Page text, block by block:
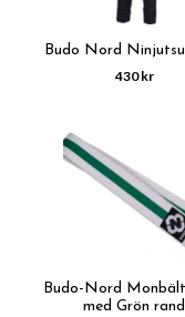
Budo Nord
430 kr
Budo-Nord
med Grön rand